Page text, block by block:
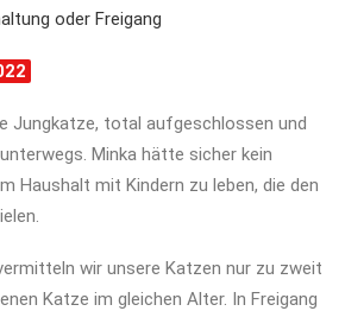
oder Freigang
Jungkatze, total aufgeschlossen und
Minka hätte sicher kein
Haushalt mit Kindern zu leben, die den
wir unsere Katzen nur zu zweit
Katze im gleichen Alter. In Freigang